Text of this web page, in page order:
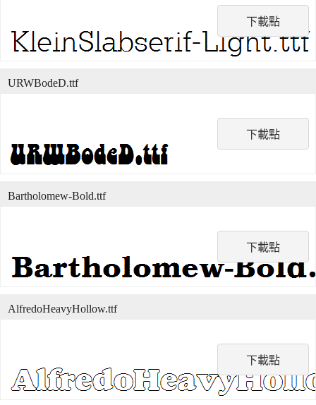
下載點
下載點
URWBodeD.ttf
下載點
Bartholomew-Bold.ttf
下載點
AlfredoHeavyHollow.ttf